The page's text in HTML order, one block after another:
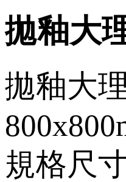
拋釉大
拋釉大理
規格尺